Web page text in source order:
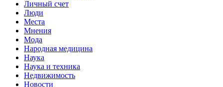
Личный счет
Люди
Места
Мнения
Мода
Народная медицина
Наука
Наука и техника
Недвижимость
Новости